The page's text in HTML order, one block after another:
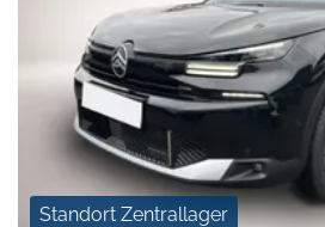
Standort Zentrallager